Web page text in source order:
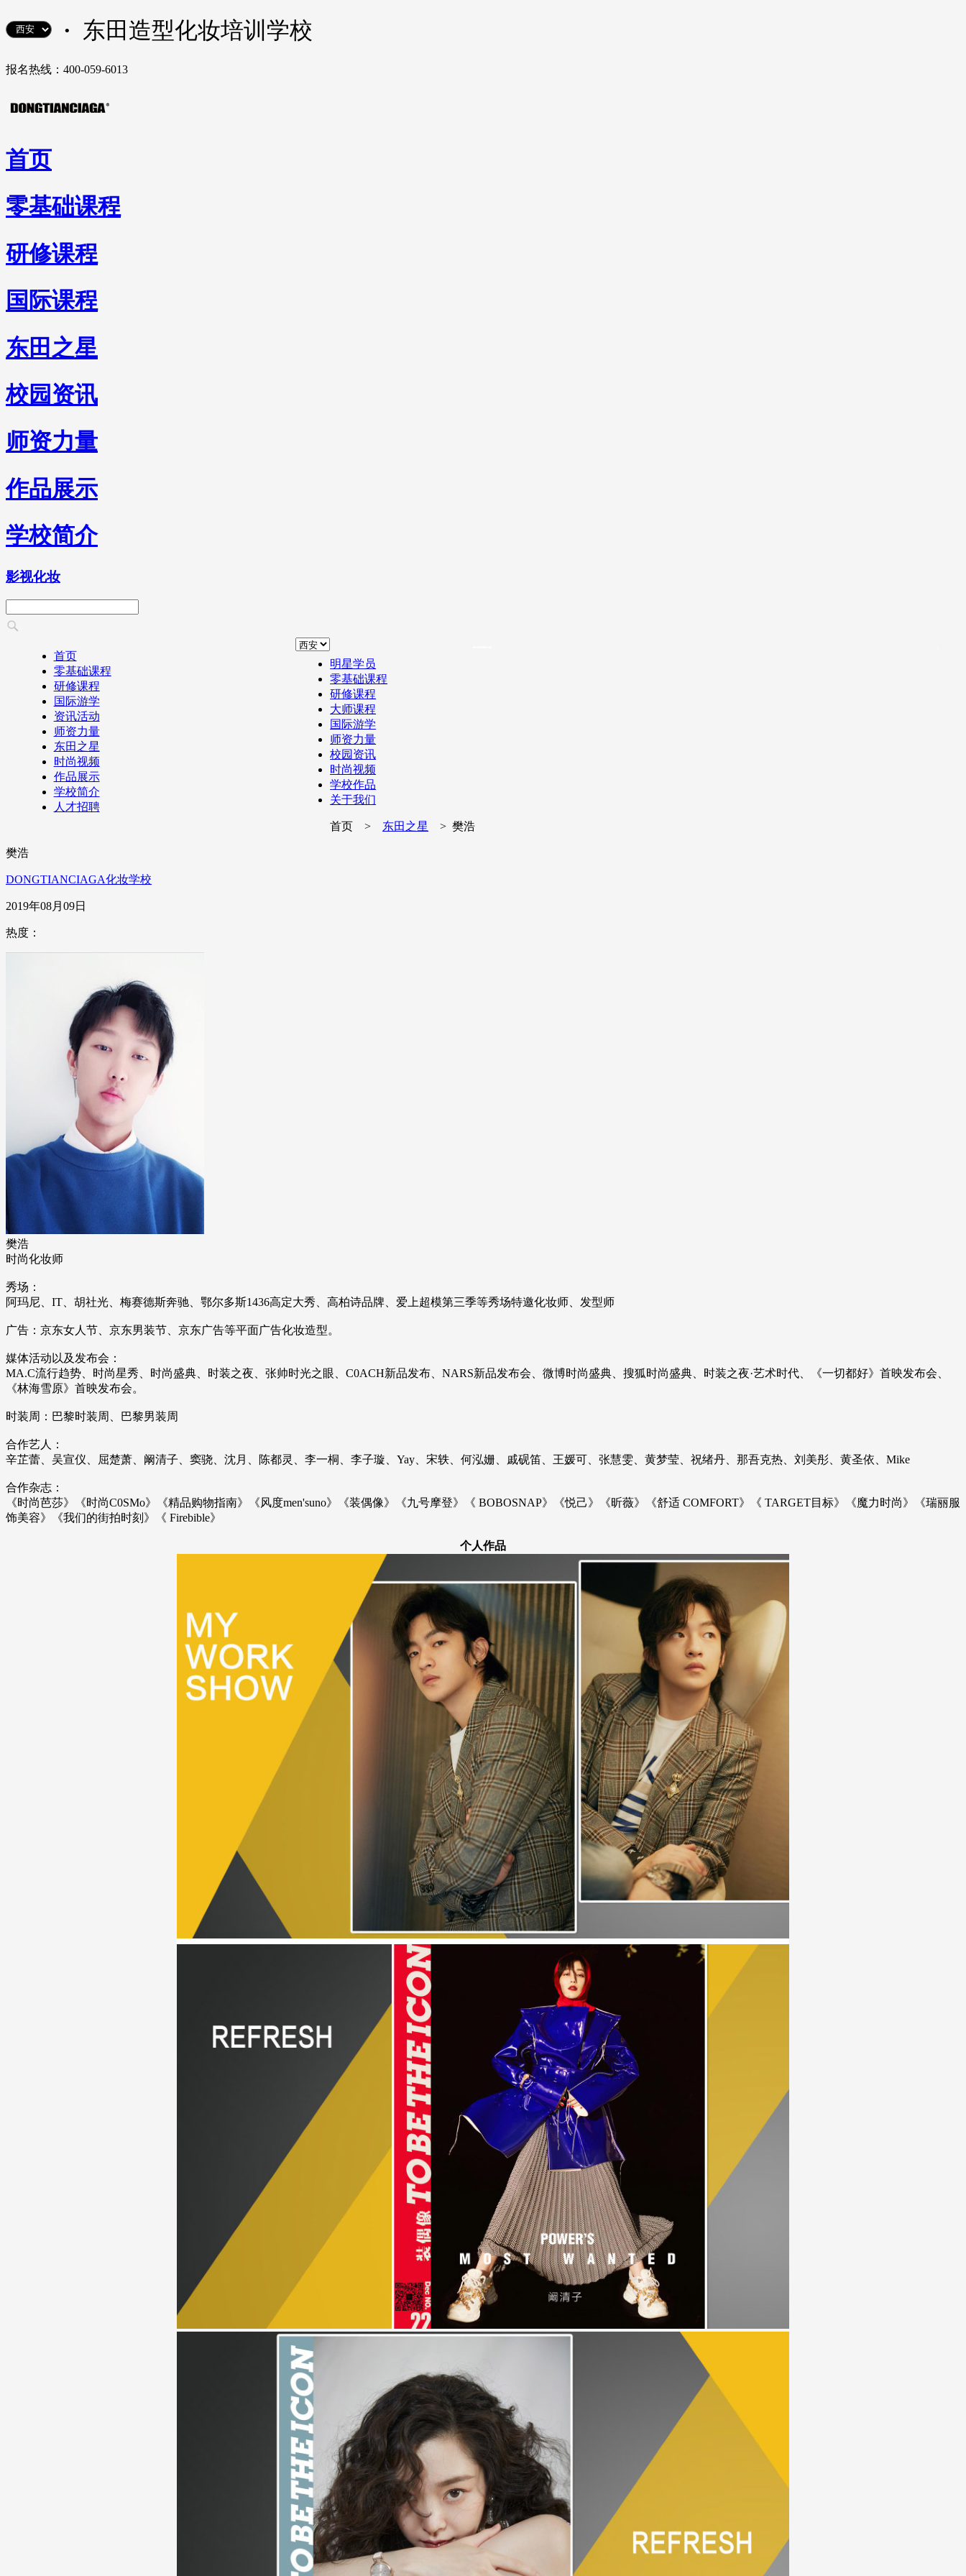
· 东田造型化妆培训学校
报名热线：400-059-6013
首页
零基础课程
研修课程
国际课程
东田之星
校园资讯
师资力量
作品展示
学校简介
影视化妆
首页
零基础课程
研修课程
国际游学
资讯活动
师资力量
东田之星
时尚视频
作品展示
学校简介
人才招聘
明星学员
零基础课程
研修课程
大师课程
国际游学
师资力量
校园资讯
时尚视频
学校作品
关于我们
首页 > 东田之星 > 樊浩
樊浩
DONGTIANCIAGA化妆学校
2019年08月09日
热度：
樊浩
时尚化妆师
秀场：
阿玛尼、IT、胡社光、梅赛德斯奔驰、鄂尔多斯1436高定大秀、高柏诗品牌、爱上超模第三季等秀场特邀化妆师、发型师
广告：京东女人节、京东男装节、京东广告等平面广告化妆造型。
媒体活动以及发布会：
MA.C流行趋势、时尚星秀、时尚盛典、时装之夜、张帅时光之眼、C0ACH新品发布、NARS新品发布会、微博时尚盛典、搜狐时尚盛典、时装之夜·艺术时代、《一切都好》首映发布会、
《林海雪原》首映发布会。
时装周：巴黎时装周、巴黎男装周
合作艺人：
辛芷蕾、吴宣仪、屈楚萧、阚清子、窦骁、沈月、陈都灵、李一桐、李子璇、Yay、宋轶、何泓姗、戚砚笛、王媛可、张慧雯、黄梦莹、祝绪丹、那吾克热、刘美彤、黄圣依、Mike
合作杂志：
《时尚芭莎》《时尚C0SMo》《精品购物指南》《风度men'suno》《装偶像》《九号摩登》《 BOBOSNAP》《悦己》《昕薇》《舒适 COMFORT》《 TARGET目标》《魔力时尚》《瑞丽服
饰美容》《我们的街拍时刻》《 Firebible》
个人作品